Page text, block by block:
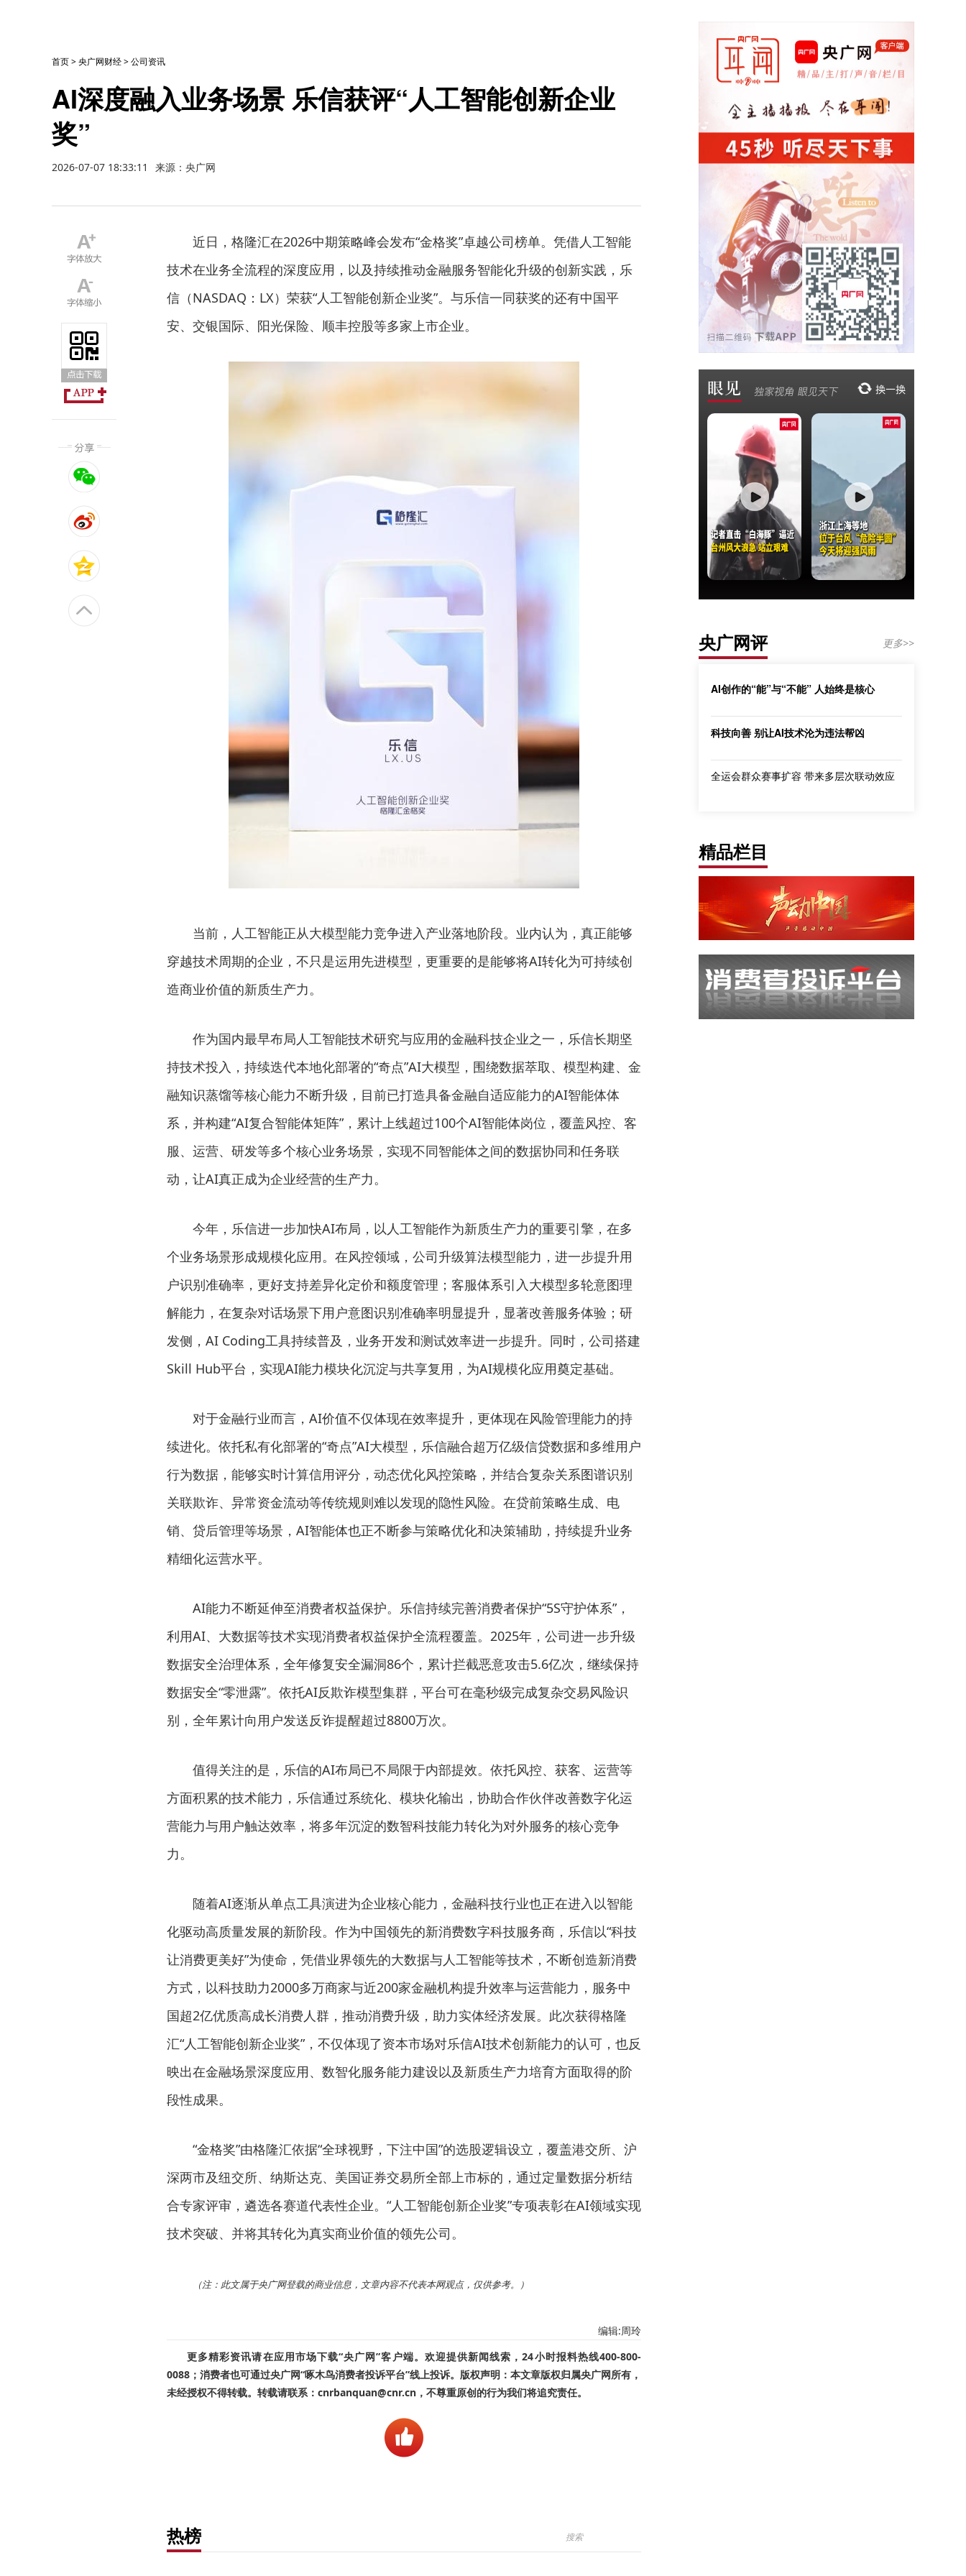
首页>央广网财经>公司资讯
AI深度融入业务场景 乐信获评“人工智能创新企业
奖”
2026-07-07 18:33:11 来源：央广网
近日，格隆汇在2026中期策略峰会发布“金格奖”卓越公司榜单。凭借人工智能
技术在业务全流程的深度应用，以及持续推动金融服务智能化升级的创新实践，乐
信（NASDAQ：LX）荣获“人工智能创新企业奖”。与乐信一同获奖的还有中国平
安、交银国际、阳光保险、顺丰控股等多家上市企业。
当前，人工智能正从大模型能力竞争进入产业落地阶段。业内认为，真正能够
穿越技术周期的企业，不只是运用先进模型，更重要的是能够将AI转化为可持续创
造商业价值的新质生产力。
作为国内最早布局人工智能技术研究与应用的金融科技企业之一，乐信长期坚
持技术投入，持续迭代本地化部署的“奇点”AI大模型，围绕数据萃取、模型构建、金
融知识蒸馏等核心能力不断升级，目前已打造具备金融自适应能力的AI智能体体
系，并构建“AI复合智能体矩阵”，累计上线超过100个AI智能体岗位，覆盖风控、客
服、运营、研发等多个核心业务场景，实现不同智能体之间的数据协同和任务联
动，让AI真正成为企业经营的生产力。
今年，乐信进一步加快AI布局，以人工智能作为新质生产力的重要引擎，在多
个业务场景形成规模化应用。在风控领域，公司升级算法模型能力，进一步提升用
户识别准确率，更好支持差异化定价和额度管理；客服体系引入大模型多轮意图理
解能力，在复杂对话场景下用户意图识别准确率明显提升，显著改善服务体验；研
发侧，AI Coding工具持续普及，业务开发和测试效率进一步提升。同时，公司搭建
Skill Hub平台，实现AI能力模块化沉淀与共享复用，为AI规模化应用奠定基础。
对于金融行业而言，AI价值不仅体现在效率提升，更体现在风险管理能力的持
续进化。依托私有化部署的“奇点”AI大模型，乐信融合超万亿级信贷数据和多维用户
行为数据，能够实时计算信用评分，动态优化风控策略，并结合复杂关系图谱识别
关联欺诈、异常资金流动等传统规则难以发现的隐性风险。在贷前策略生成、电
销、贷后管理等场景，AI智能体也正不断参与策略优化和决策辅助，持续提升业务
精细化运营水平。
AI能力不断延伸至消费者权益保护。乐信持续完善消费者保护“5S守护体系”，
利用AI、大数据等技术实现消费者权益保护全流程覆盖。2025年，公司进一步升级
数据安全治理体系，全年修复安全漏洞86个，累计拦截恶意攻击5.6亿次，继续保持
数据安全“零泄露”。依托AI反欺诈模型集群，平台可在毫秒级完成复杂交易风险识
别，全年累计向用户发送反诈提醒超过8800万次。
值得关注的是，乐信的AI布局已不局限于内部提效。依托风控、获客、运营等
方面积累的技术能力，乐信通过系统化、模块化输出，协助合作伙伴改善数字化运
营能力与用户触达效率，将多年沉淀的数智科技能力转化为对外服务的核心竞争
力。
随着AI逐渐从单点工具演进为企业核心能力，金融科技行业也正在进入以智能
化驱动高质量发展的新阶段。作为中国领先的新消费数字科技服务商，乐信以“科技
让消费更美好”为使命，凭借业界领先的大数据与人工智能等技术，不断创造新消费
方式，以科技助力2000多万商家与近200家金融机构提升效率与运营能力，服务中
国超2亿优质高成长消费人群，推动消费升级，助力实体经济发展。此次获得格隆
汇“人工智能创新企业奖”，不仅体现了资本市场对乐信AI技术创新能力的认可，也反
映出在金融场景深度应用、数智化服务能力建设以及新质生产力培育方面取得的阶
段性成果。
“金格奖”由格隆汇依据“全球视野，下注中国”的选股逻辑设立，覆盖港交所、沪
深两市及纽交所、纳斯达克、美国证券交易所全部上市标的，通过定量数据分析结
合专家评审，遴选各赛道代表性企业。“人工智能创新企业奖”专项表彰在AI领域实现
技术突破、并将其转化为真实商业价值的领先公司。
（注：此文属于央广网登载的商业信息，文章内容不代表本网观点，仅供参考。）
编辑:周玲
更多精彩资讯请在应用市场下载“央广网”客户端。欢迎提供新闻线索，24小时报料热线400-800-
0088；消费者也可通过央广网“啄木鸟消费者投诉平台”线上投诉。版权声明：本文章版权归属央广网所有，
未经授权不得转载。转载请联系：cnrbanquan@cnr.cn，不尊重原创的行为我们将追究责任。
热榜
央广网评 更多>>
AI创作的“能”与“不能” 人始终是核心
科技向善 别让AI技术沦为违法帮凶
全运会群众赛事扩容 带来多层次联动效应
精品栏目